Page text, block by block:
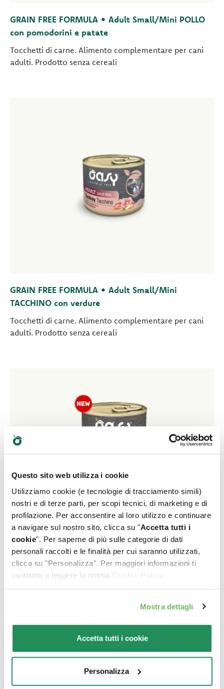
Questo sito web utilizza i cookie
Utilizziamo cookie (e tecnologie di tracciamento simili)
nostri e di terze parti, per scopi tecnici, di marketing e di
profilazione. Per acconsentire al loro utilizzo e continuare
a navigare sul nostro sito, clicca su "Accetta tutti i
cookie". Per saperne di più sulle categorie di dati
personali raccolti e le finalità per cui saranno utilizzati,
clicca su "Personalizza". Per maggiori informazioni ti
invitiamo a leggere la nostra Cookie Policy
Mostra dettagli
Accetta tutti i cookie
Personalizza
GRAIN FREE FORMULA • Adult Small/Mini POLLO
con pomodorini e patate
Tocchetti di carne. Alimento complementare per cani
adulti. Prodotto senza cereali
GRAIN FREE FORMULA • Adult Small/Mini
TACCHINO con verdure
Tocchetti di carne. Alimento complementare per cani
adulti. Prodotto senza cereali
GRAIN FREE FORMULA • Adult Medium/Large
BUFALO con Patate e Carote
Tocchetti di carne. Alimento complementare per cani